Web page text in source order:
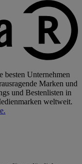
besten Unternehmen
Marken und
und Bestenlisten in
weltweit.